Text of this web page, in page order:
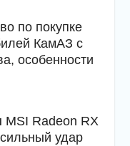
по покупке
КамАЗ с
особенности
MSI Radeon RX
удар